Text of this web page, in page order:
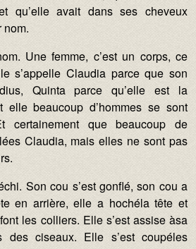
qu’elle avait dans ses cheveux
nom.
Une femme, c’est un corps, ce
s’appelle Claudia parce que son
Quinta parce qu’elle est la
elle beaucoup d’hommes se sont
certainement que beaucoup de
Claudia, mais elles ne sont pas
Son cou s’est gonflé, son cou a
en arrière, elle a hochéla tête et
les colliers. Elle s’est assise àsa
ciseaux. Elle s’est coupéles